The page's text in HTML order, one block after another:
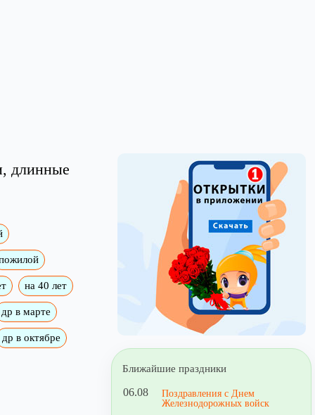
длинные
на 40 лет
др в марте
др в октябре
Ближайшие праздники
06.08
Поздравления с Днем
Железнодорожных войск